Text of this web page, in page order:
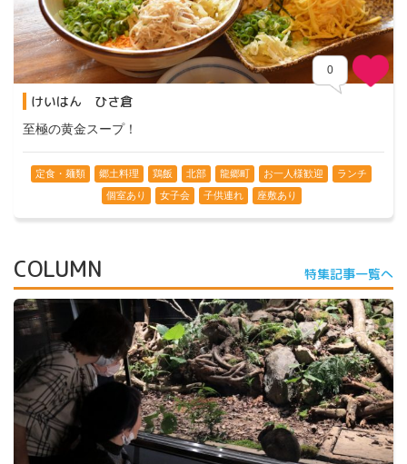
0
けいはん ひさ倉
至極の黄金スープ！
定食・麺類 郷土料理 鶏飯 北部 龍郷町 お一人様歓迎
ランチ
個室あり
女子会 子供連れ 座敷あり
COLUMN 特集記事一覧へ